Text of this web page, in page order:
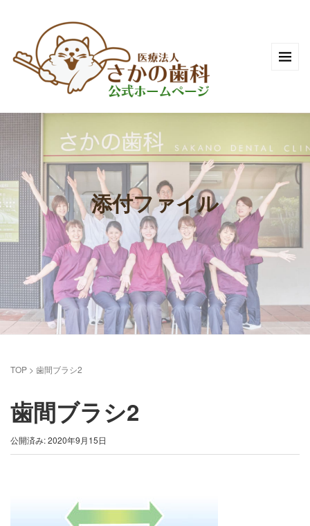
添付ファイル
TOP > 歯間ブラシ2
歯間ブラシ2
公開済み: 2020年9月15日